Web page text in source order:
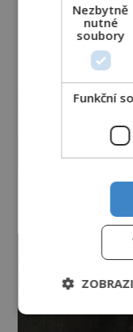
Nezbytně
nutné
soubory
Funkční